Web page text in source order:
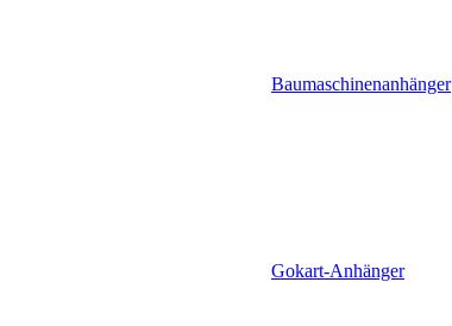
Baumaschinenanhänger
Gokart-Anhänger